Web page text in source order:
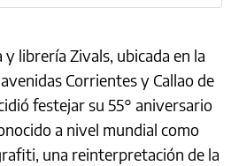
librería Zivals, ubicada en la
Corrientes y Callao de
festejar su 55° aniversario
a nivel mundial como
una reinterpretación de la